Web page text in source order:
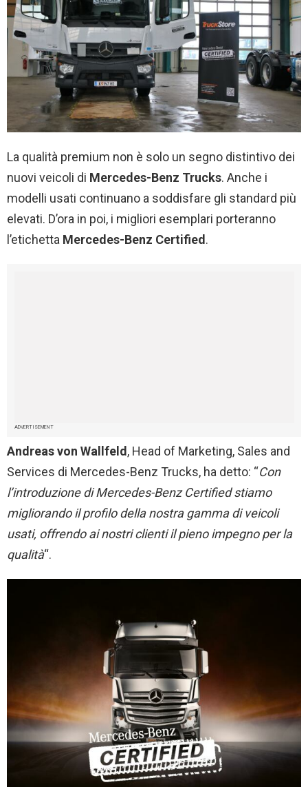
La qualità premium non è solo un segno distintivo dei
nuovi veicoli di Mercedes-Benz Trucks. Anche i
modelli usati continuano a soddisfare gli standard più
elevati. D’ora in poi, i migliori esemplari porteranno
l’etichetta Mercedes-Benz Certified.
ADVERTISEMENT
Andreas von Wallfeld, Head of Marketing, Sales and
Services di Mercedes-Benz Trucks, ha detto: “Con
l’introduzione di Mercedes-Benz Certified stiamo
migliorando il profilo della nostra gamma di veicoli
usati, offrendo ai nostri clienti il pieno impegno per la
qualità“.